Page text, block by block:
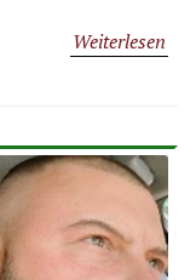
Weiterlesen